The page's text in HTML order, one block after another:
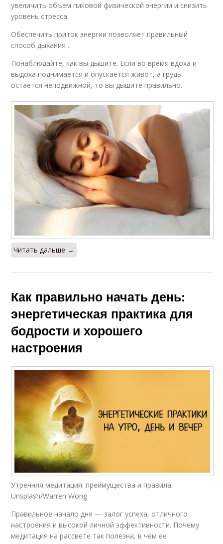
увеличить объем пиковой физической энергии и снизить
уровень стресса.
Обеспечить приток энергии позволяет правильный
способ дыхания .
Понаблюдайте, как вы дышите. Если во время вдоха и
выдоха поднимается и опускается живот, а грудь
остается неподвижной, то вы дышите правильно.
Читать дальше →
Как правильно начать день:
энергетическая практика для
бодрости и хорошего
настроения
Утренняя медитация: преимущества и правила:
Unsplash/Warren Wong
Правильное начало дня — залог успеха, отличного
настроения и высокой личной эффективности. Почему
медитация на рассвете так полезна, в чем ее